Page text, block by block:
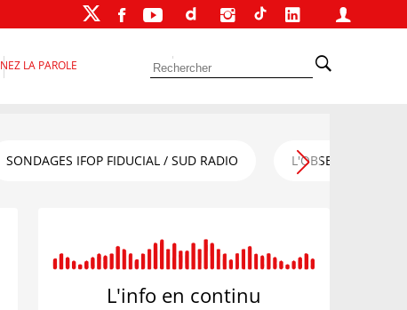
LA PAROLE
SONDAGES IFOP FIDUCIAL / SUD RADIO L'OBSERVATOIRE
L'info en continu